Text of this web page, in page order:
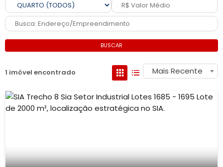
BUSCAR
1 imóvel encontrado Mais Recente